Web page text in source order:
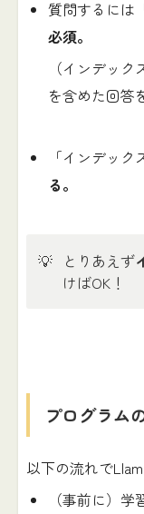
質問するには
必須。
（インデッ
を含めた回答
「インデック
る。
💡 とりあえず
けばOK！
プログラム
以下の流れで
（事前に）学